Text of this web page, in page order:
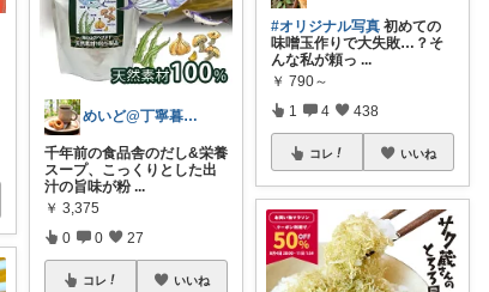
めいど@丁寧暮らし✨️
千年前の食品舎のだし&栄養
スープ、こっくりとした出
汁の旨味が粉 ...
￥ 3,375
0 0 27
コレ いいね
#オリジナル写真 初めての
味噌玉作りで大失敗…？そ
んな私が頼っ ...
￥ 790～
1 4 438
コレ いいね